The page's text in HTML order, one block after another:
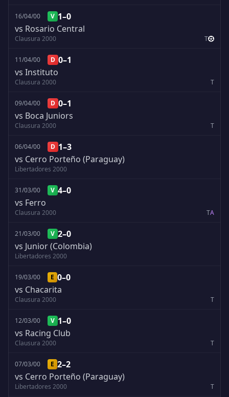
16/04/00 V 1–0
vs Rosario Central
Clausura 2000 T
11/04/00 D 0–1
vs Instituto
Clausura 2000 T
09/04/00 D 0–1
vs Boca Juniors
Clausura 2000 T
06/04/00 D 1–3
vs Cerro Porteño (Paraguay)
Libertadores 2000
31/03/00 V 4–0
vs Ferro
Clausura 2000 TA
21/03/00 V 2–0
vs Junior (Colombia)
Libertadores 2000
19/03/00 E 0–0
vs Chacarita
Clausura 2000 T
12/03/00 V 1–0
vs Racing Club
Clausura 2000 T
07/03/00 E 2–2
vs Cerro Porteño (Paraguay)
Libertadores 2000 T